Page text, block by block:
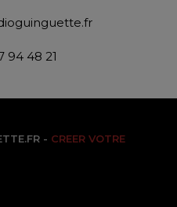
94 48 21
- CREER VOTRE